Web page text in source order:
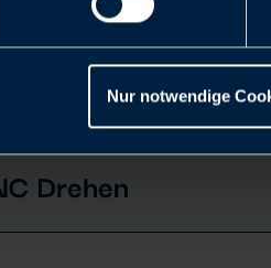
Nur notwendige
und Frästechnik/
Drehen